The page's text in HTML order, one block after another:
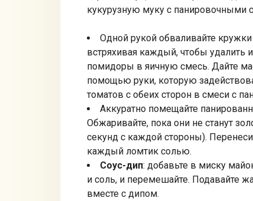
кукурузную муку с панировочными
Одной рукой обваливайте
встряхивая каждый, чтобы удалить
помидоры в яичную смесь. Дайте
помощью руки, которую
томатов с обеих сторон в смеси с
Аккуратно помещайте
Обжаривайте, пока они не станут
секунд с каждой стороны).
каждый ломтик солью.
Соус-дип: добавьте в миску
и соль, и перемешайте. Подавайте
вместе с дипом.